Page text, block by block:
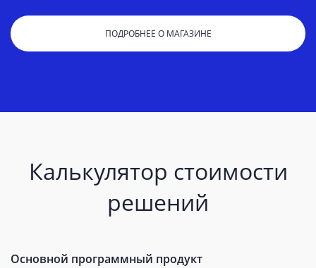
ПОДРОБНЕЕ О МАГАЗИНЕ
Калькулятор стоимости
решений
Основной программный продукт